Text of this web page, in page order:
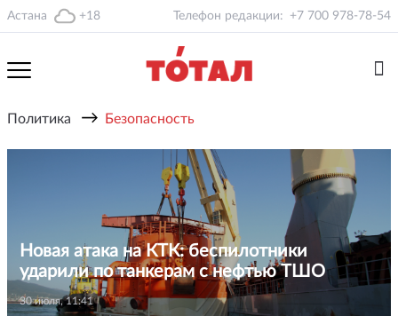
Астана +18 Телефон редакции: +7 700 978-78-54
Политика → Безопасность
Новая атака на КТК: беспилотники
ударили по танкерам с нефтью ТШО
30 июля, 11:41